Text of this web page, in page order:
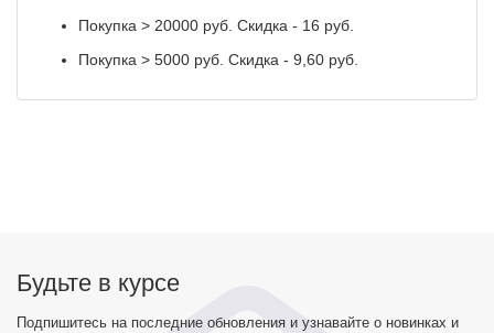
Покупка > 20000 руб. Скидка - 16 руб.
Покупка > 5000 руб. Скидка - 9,60 руб.
Будьте в курсе
Подпишитесь на последние обновления и узнавайте о новинках и